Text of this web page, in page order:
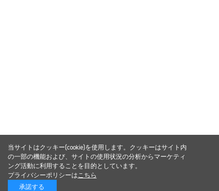
当サイトはクッキー(cookie)を使用します。クッキーはサイト内
の一部の機能および、サイトの使用状況の分析からマーケティ
ング活動に利用することを目的としています。
プライバシーポリシーはこちら
承諾する